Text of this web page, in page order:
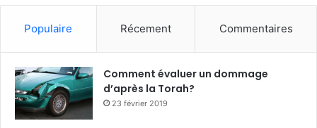
Populaire Récement Commentaires
Comment évaluer un dommage
d’après la Torah?
23 février 2019